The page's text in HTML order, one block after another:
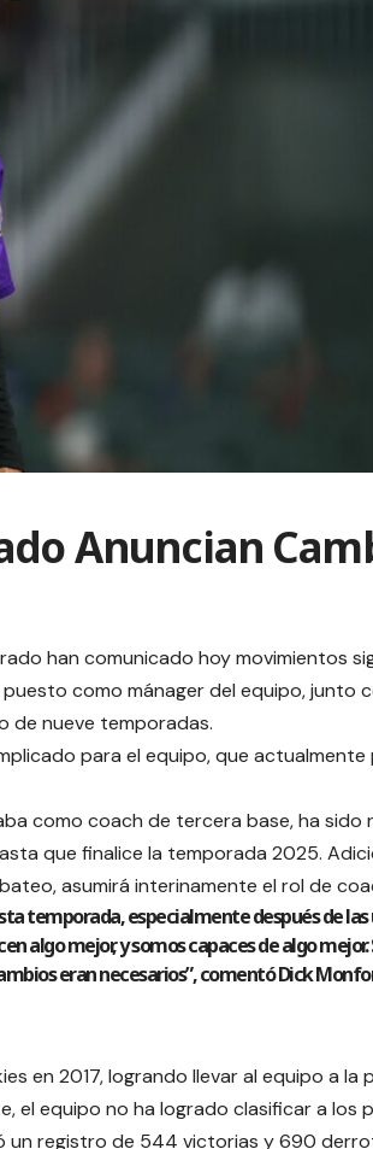
Anuncian
han comunicado hoy movimientos
como mánager del equipo, junto
de nueve temporadas.
para el equipo, que
como coach de tercera base, ha sido
que finalice la temporada 2025.
asumirá interinamente el rol de
temporada, especialmente después de
algo mejor, y somos capaces de algo mejor.
eran necesarios”, comentó Dick
en 2017, logrando llevar al equipo a
el equipo no ha logrado clasificar a los
un registro de 544 victorias y 690